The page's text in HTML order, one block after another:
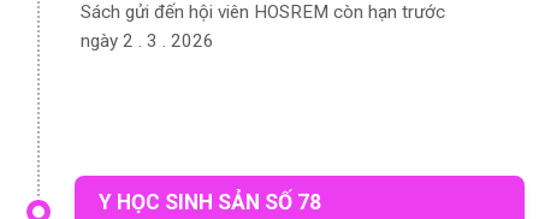
Sách gửi đến hội viên HOSREM còn hạn trước
ngày 2 . 3 . 2026
Y HỌC SINH SẢN SỐ 78